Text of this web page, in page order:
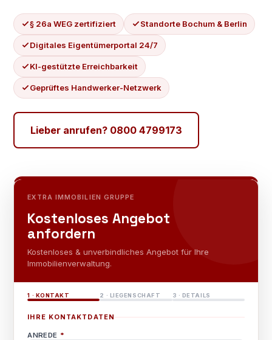
§ 26a WEG zertifiziert Standorte Bochum & Berlin
Digitales Eigentümerportal 24/7
KI-gestützte Erreichbarkeit
Geprüftes Handwerker-Netzwerk
Lieber anrufen? 0800 4799173